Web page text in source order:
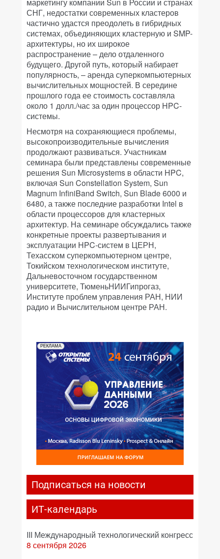
СНГ, недостатки современных кластеров
частично удастся преодолеть в гибридных
системах, объединяющих кластерную и SMP-
архитектуры, но их широкое
распространение – дело отдаленного
будущего. Другой путь, который набирает
популярность, – аренда суперкомпьютерных
вычислительных мощностей. В середине
прошлого года ее стоимость составляла
около 1 долл./час за один процессор HPC-
системы.
Несмотря на сохраняющиеся проблемы,
высокопроизводительные вычисления
продолжают развиваться. Участникам
семинара были представлены современные
решения Sun Microsystems в области HPC,
включая Sun Constellation System, Sun
Magnum InfiniBand Switch, Sun Blade 6000 и
6480, а также последние разработки Intel в
области процессоров для кластерных
архитектур. На семинаре обсуждались также
конкретные проекты развертывания и
эксплуатации HPC-систем в ЦЕРН,
Техасском суперкомпьютерном центре,
Токийском технологическом институте,
Дальневосточном государственном
университете, ТюменьНИИГипрогаз,
Институте проблем управления РАН, НИИ
радио и Вычислительном центре РАН.
РЕКЛАМА
Подписаться на новости
ИТ-календарь
III Международный технологический конгресс
8 сентября 2026